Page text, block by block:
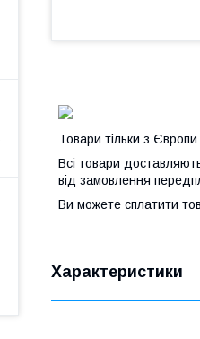
Товари тільки з
Всі товари
від замовлення
Ви можете сплатити
Характеристики